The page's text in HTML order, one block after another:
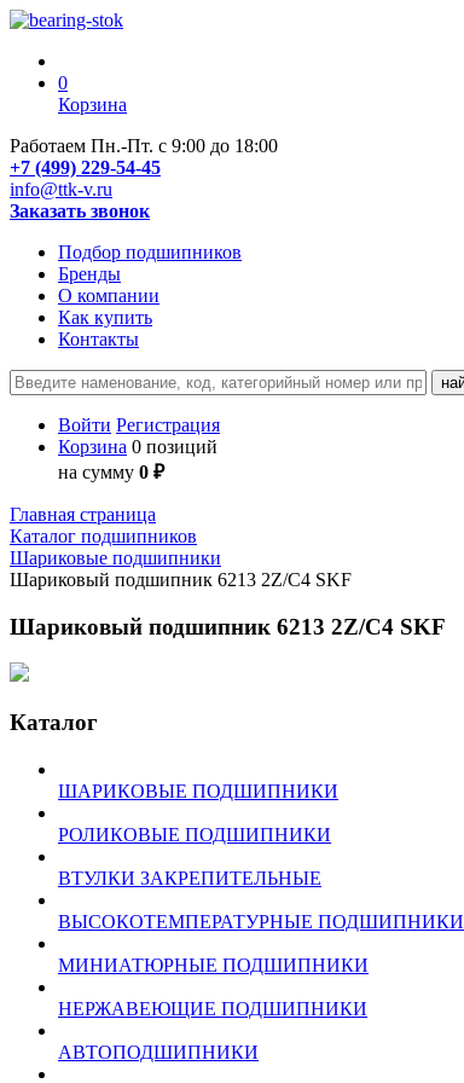
0
Корзина
Работаем Пн.-Пт. с 9:00 до 18:00
+7 (499) 229-54-45
info@ttk-v.ru
Заказать звонок
Подбор подшипников
Бренды
О компании
Как купить
Контакты
Войти Регистрация
Корзина 0 позиций
на сумму 0 ₽
Главная страница
Каталог подшипников
Шариковые подшипники
Шариковый подшипник 6213 2Z/C4 SKF
Шариковый подшипник 6213 2Z/C4 SKF
Каталог
ШАРИКОВЫЕ ПОДШИПНИКИ
РОЛИКОВЫЕ ПОДШИПНИКИ
ВТУЛКИ ЗАКРЕПИТЕЛЬНЫЕ
ВЫСОКОТЕМПЕРАТУРНЫЕ ПОДШИПНИКИ
МИНИАТЮРНЫЕ ПОДШИПНИКИ
НЕРЖАВЕЮЩИЕ ПОДШИПНИКИ
АВТОПОДШИПНИКИ